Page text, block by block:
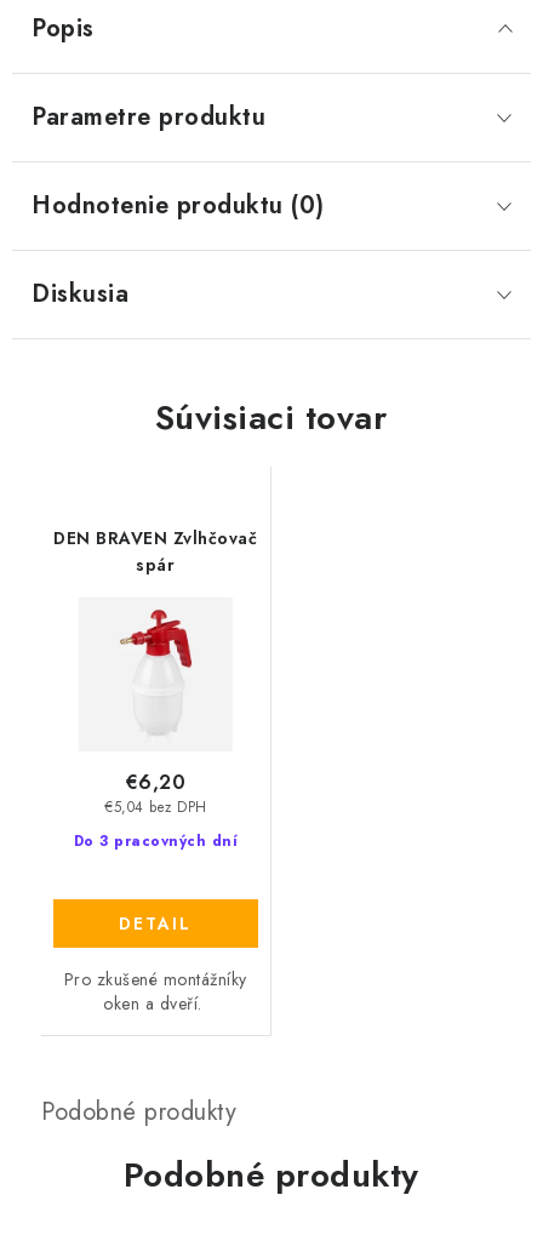
Popis
Parametre produktu
Hodnotenie produktu (0)
Diskusia
Súvisiaci tovar
DEN BRAVEN Zvlhčovač
spár
Do 3 pracovných dní
€5,04 bez DPH
€6,20
DETAIL
Pro zkušené montážníky
oken a dveří.
Podobné produkty